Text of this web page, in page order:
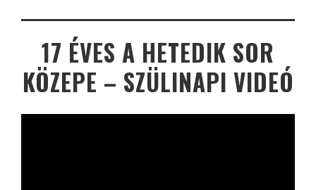
17 ÉVES A HETEDIK SOR
KÖZEPE – SZÜLINAPI VIDEÓ